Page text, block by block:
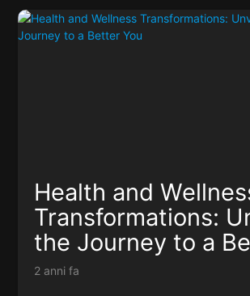
Health and
Transformations:
the Journey to a
You
2 anni fa